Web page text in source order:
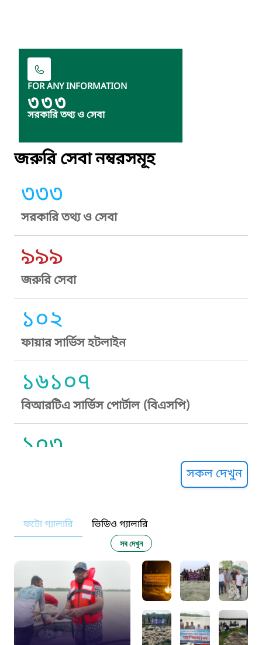
FOR ANY INFORMATION
৩৩৩
সরকারি তথ্য ও সেবা
জরুরি সেবা নম্বরসমূহ
৩৩৩
সরকারি তথ্য ও সেবা
৯৯৯
জরুরি সেবা
১০২
ফায়ার সার্ভিস হটলাইন
১৬১০৭
বিআরটিএ সার্ভিস পোর্টাল (বিএসপি)
১০৩
নারী ও শিশু নির্যাতন প্রতিরোধ
১০৬
দুদক
১০২
সকল দেখুন
ফটো গ্যালারি ভিডিও গ্যালারি
সব দেখুন